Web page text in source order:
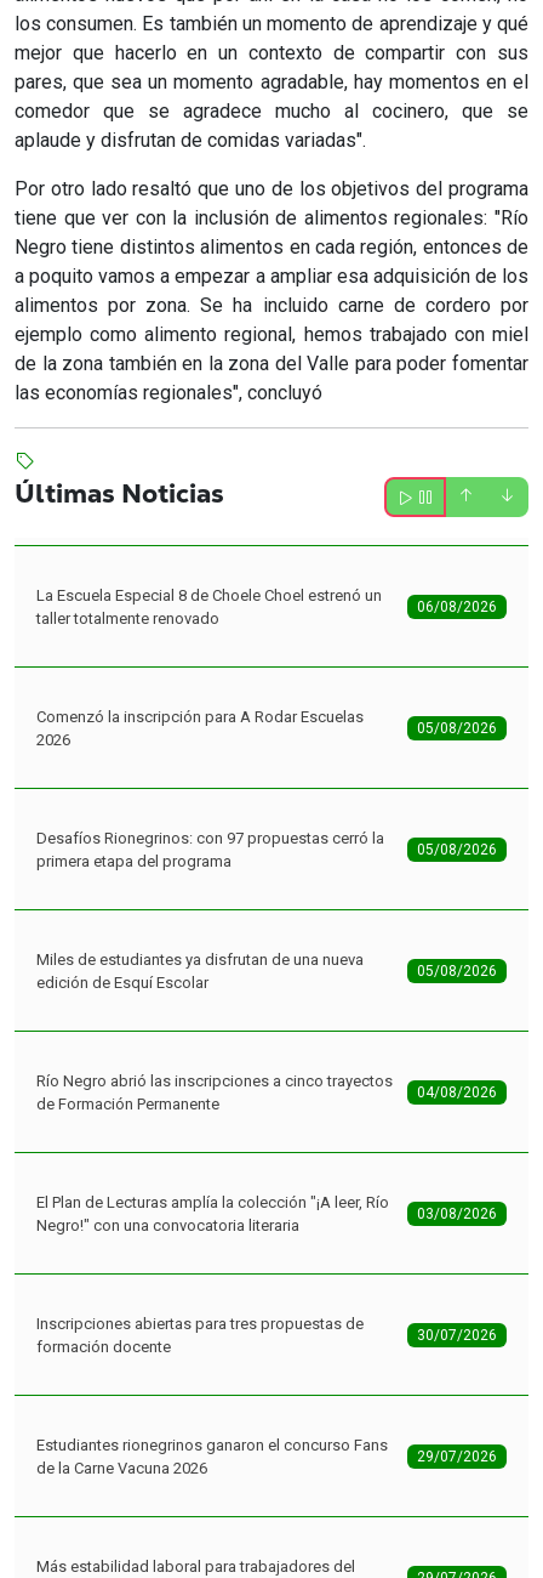
los consumen. Es también un momento de aprendizaje y qué
mejor que hacerlo en un contexto de compartir con sus
pares, que sea un momento agradable, hay momentos en el
comedor que se agradece mucho al cocinero, que se
aplaude y disfrutan de comidas variadas".
Por otro lado resaltó que uno de los objetivos del programa
tiene que ver con la inclusión de alimentos regionales: "Río
Negro tiene distintos alimentos en cada región, entonces de
a poquito vamos a empezar a ampliar esa adquisición de los
alimentos por zona. Se ha incluido carne de cordero por
ejemplo como alimento regional, hemos trabajado con miel
de la zona también en la zona del Valle para poder fomentar
las economías regionales", concluyó
Últimas Noticias
La Escuela Especial 8 de Choele Choel estrenó un
taller totalmente renovado
06/08/2026
Comenzó la inscripción para A Rodar Escuelas
2026
05/08/2026
Desafíos Rionegrinos: con 97 propuestas cerró la
primera etapa del programa
05/08/2026
Miles de estudiantes ya disfrutan de una nueva
edición de Esquí Escolar
05/08/2026
Río Negro abrió las inscripciones a cinco trayectos
de Formación Permanente
04/08/2026
El Plan de Lecturas amplía la colección "¡A leer, Río
Negro!" con una convocatoria literaria
03/08/2026
Inscripciones abiertas para tres propuestas de
formación docente
30/07/2026
Estudiantes rionegrinos ganaron el concurso Fans
de la Carne Vacuna 2026
29/07/2026
Más estabilidad laboral para trabajadores del
29/07/2026